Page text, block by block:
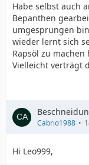
Habe selbst auch
Bepanthen
umgesprungen
wieder lernt sich
Rapsöl zu
Vielleicht verträgt
Cabrio1988
Hi Leo999,